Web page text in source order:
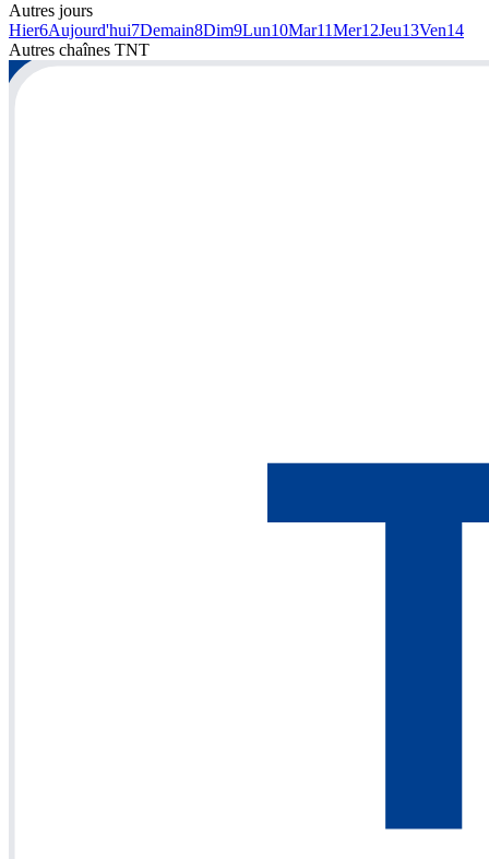
Autres jours
Hier6Aujourd'hui7Demain8Dim9Lun10Mar11Mer12Jeu13Ven14
Autres chaînes TNT